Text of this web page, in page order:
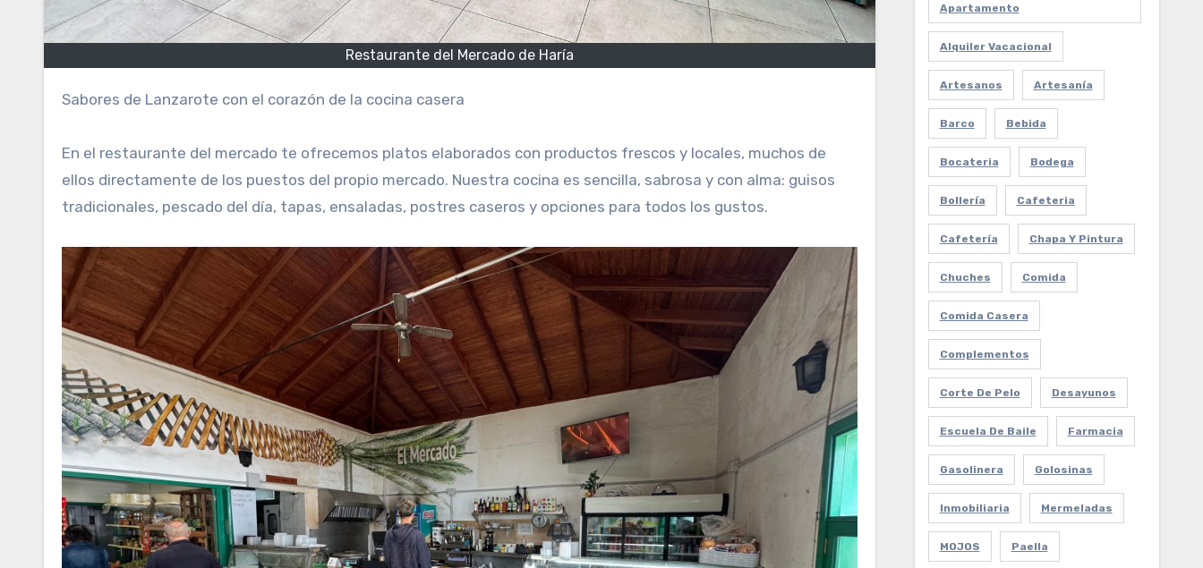
Restaurante del Mercado de Haría
Sabores de Lanzarote con el corazón de la cocina casera
En el restaurante del mercado te ofrecemos platos elaborados con productos frescos y locales, muchos de
ellos directamente de los puestos del propio mercado. Nuestra cocina es sencilla, sabrosa y con alma: guisos
tradicionales, pescado del día, tapas, ensaladas, postres caseros y opciones para todos los gustos.
Apartamento
Alquiler Vacacional
Artesanos Artesanía
Barco Bebida
Bocateria Bodega
Bollería Cafeteria
Cafetería Chapa Y Pintura
Chuches Comida
Comida Casera
Complementos
Corte De Pelo Desayunos
Escuela De Baile Farmacia
Gasolinera Golosinas
Inmobiliaria Mermeladas
MOJOS Paella